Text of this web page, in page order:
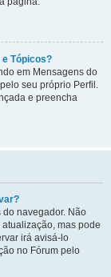
Tópicos?
em Mensagens do
seu próprio Perfil.
e preencha
do navegador. Não
mas pode
irá avisá-lo
no Fórum pelo